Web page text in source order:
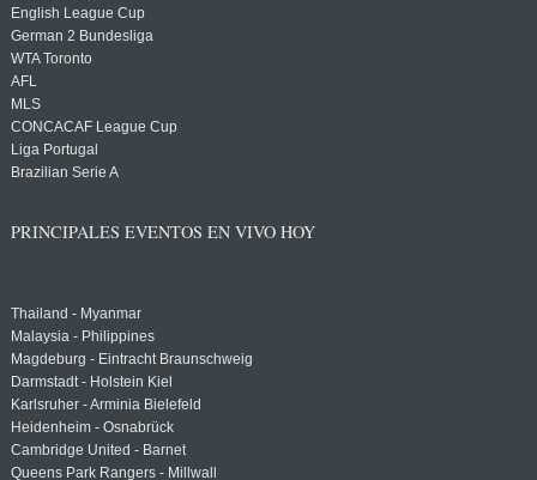
English League Cup
German 2 Bundesliga
WTA Toronto
AFL
MLS
CONCACAF League Cup
Liga Portugal
Brazilian Serie A
PRINCIPALES EVENTOS EN VIVO HOY
Thailand - Myanmar
Malaysia - Philippines
Magdeburg - Eintracht Braunschweig
Darmstadt - Holstein Kiel
Karlsruher - Arminia Bielefeld
Heidenheim - Osnabrück
Cambridge United - Barnet
Queens Park Rangers - Millwall